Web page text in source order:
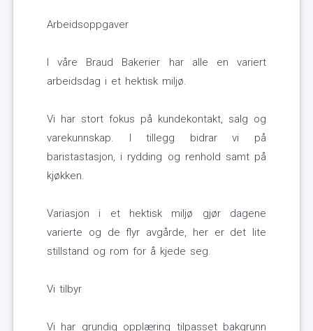
Arbeidsoppgaver
I våre Braud Bakerier har alle en variert
arbeidsdag i et hektisk miljø.
Vi har stort fokus på kundekontakt, salg og
varekunnskap. I tillegg bidrar vi på
baristastasjon, i rydding og renhold samt på
kjøkken.
Variasjon i et hektisk miljø gjør dagene
varierte og de flyr avgårde, her er det lite
stillstand og rom for å kjede seg.
Vi tilbyr
Vi har grundig opplæring tilpasset bakgrunn